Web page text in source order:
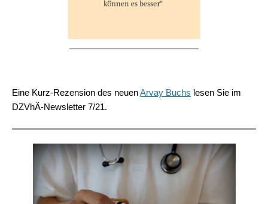
Eine Kurz-Rezension des neuenArvay Buchs lesen Sie im
DZVhÄ-Newsletter 7/21.